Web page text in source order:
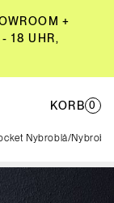
+
18 UHR,
KORB 0
18 UHR,
Nybroblå/